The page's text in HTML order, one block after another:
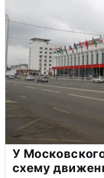
У
схему